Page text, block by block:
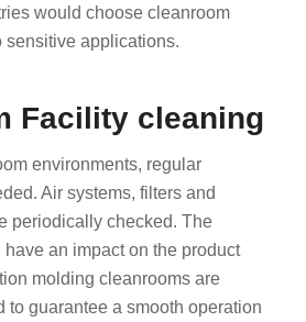
would choose cleanroom
sensitive applications.
Facility cleaning
environments, regular
Air systems, filters and
periodically checked. The
an impact on the product
molding cleanrooms are
to guarantee a smooth operation